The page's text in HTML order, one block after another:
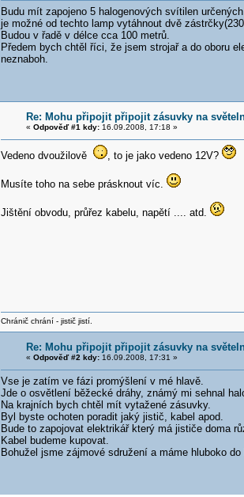
Budu mít zapojeno 5 halogenových svítilen
je možné od techto lamp vytáhnout dvě
Budou v řadě v délce cca 100 metrů.
Předem bych chtěl říci, že jsem strojař a do oboru
neznaboh.
Re: Mohu připojit připojit zásuvky na
« Odpověď #1 kdy:16.09.2008, 17:18 »
Vedeno dvoužilově , to je jako vedeno 12V?
Musíte toho na sebe prásknout víc.
Jištění obvodu, průřez kabelu, napětí .... atd.
Chránič chrání - jistič jistí.
Re: Mohu připojit připojit zásuvky na
« Odpověď #2 kdy:16.09.2008, 17:31 »
Vse je zatím ve fázi promýšlení v mé hlavě.
Jde o osvětlení běžecké dráhy, známý mi sehnal
Na krajních bych chtěl mít vytažené zásuvky.
Byl byste ochoten poradit jaký jistič, kabel apod.
Bude to zapojovat elektrikář který má jističe doma
Kabel budeme kupovat.
Bohužel jsme zájmové sdružení a máme hluboko do